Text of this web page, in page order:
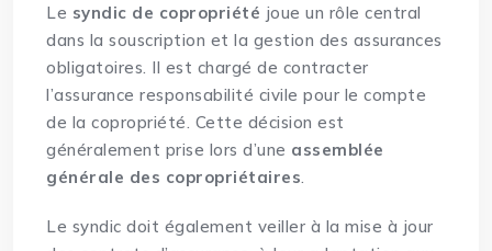
Le syndic de copropriété joue un rôle central
dans la souscription et la gestion des assurances
obligatoires. Il est chargé de contracter
l’assurance responsabilité civile pour le compte
de la copropriété. Cette décision est
généralement prise lors d’une assemblée
générale des copropriétaires.
Le syndic doit également veiller à la mise à jour